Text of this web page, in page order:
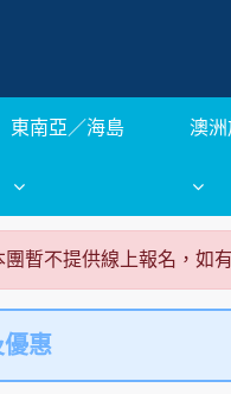
東南亞／海島 澳
暫不提供線上報名，如
惠